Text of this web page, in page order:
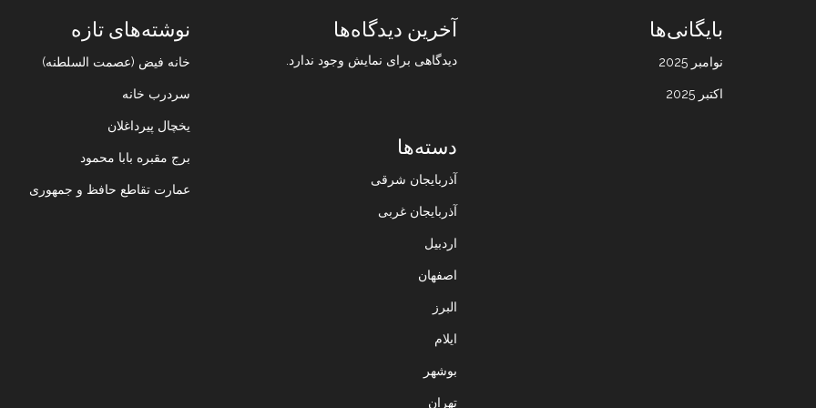
نوشته‌های تازه
خانه فیض (عصمت السلطنه)
سردرب خانه
یخچال پیرداغلان
برج مقبره بابا محمود
عمارت تقاطع حافظ و جمهوری
آخرین دیدگاه‌ها
دیدگاهی برای نمایش وجود ندارد.
بایگانی‌ها
نوامبر 2025
اکتبر 2025
دسته‌ها
آذربایجان شرقی
آذربایجان غربی
اردبیل
اصفهان
البرز
ایلام
بوشهر
تهران